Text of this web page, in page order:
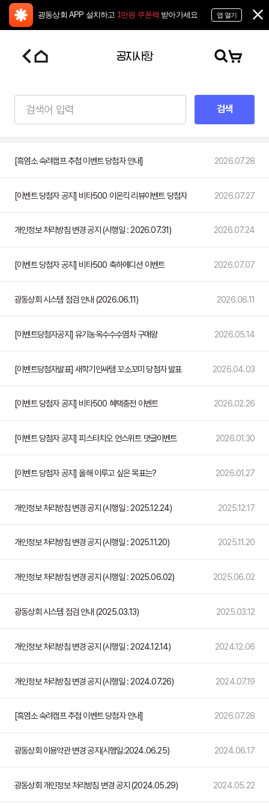
광동상회 APP 설치하고 1만원 쿠폰팩 받아가세요 앱 열기
공지사항
[흑염소 숙려캠프 추첨 이벤트 당첨자 안내] 2026.07.28
[이벤트 당첨자 공지] 비타500 이온킥 리뷰이벤트 당첨자 2026.07.27
개인정보 처리방침 변경 공지 (시행일 : 2026.07.31) 2026.07.24
[이벤트 당첨자 공지] 비타500 축하에디션 이벤트 2026.07.07
광동상회 시스템 점검 안내 (2026.06.11) 2026.06.11
[이벤트당첨자공지] 유기농옥수수수염차 구매왕 2026.05.14
[이벤트당첨자발표] 새학기인싸템 꼬소꼬미 당첨자 발표 2026.04.03
[이벤트 당첨자 공지] 비타500 혜택충전 이벤트 2026.02.26
[이벤트 당첨자 공지] 피스타치오 언스위트 댓글이벤트 2026.01.30
[이벤트 당첨자 공지] 올해 이루고 싶은 목표는? 2026.01.27
개인정보 처리방침 변경 공지 (시행일 : 2025.12.24) 2025.12.17
개인정보 처리방침 변경 공지 (시행일 : 2025.11.20) 2025.11.20
개인정보 처리방침 변경 공지 (시행일 : 2025.06.02) 2025.06.02
광동상회 시스템 점검 안내 (2025.03.13) 2025.03.12
개인정보 처리방침 변경 공지 (시행일 : 2024.12.14) 2024.12.06
개인정보 처리방침 변경 공지 (시행일 : 2024.07.26) 2024.07.19
[흑염소 숙려캠프 추첨 이벤트 당첨자 안내] 2026.07.28
광동상회 이용약관 변경 공지(시행일:2024.06.25) 2024.06.17
광동상회 개인정보 처리방침 변경 공지 (2024.05.29) 2024.05.22